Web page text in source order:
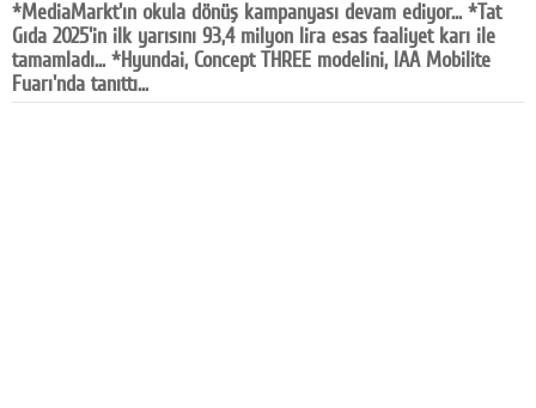
Facebook
Diziler
*MediaMarkt'ın okula dönüş kampanyası devam ediyor... *Tat
Gıda 2025'in ilk yarısını 93,4 milyon lira esas faaliyet karı ile
tamamladı... *Hyundai, Concept THREE modelini, IAA Mobilite
Fuarı'nda tanıttı...